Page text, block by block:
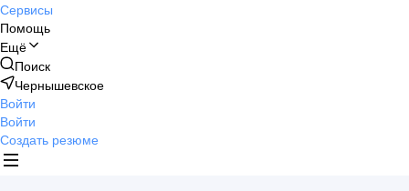
Сервисы
Помощь
Ещё
Поиск
Чернышевское
Войти
Войти
Создать резюме